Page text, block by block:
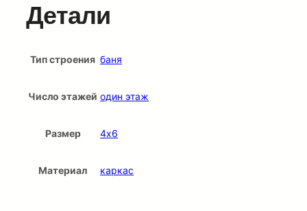
Детали
Тип строения баня
Число этажей один этаж
Размер 4х6
Материал каркас